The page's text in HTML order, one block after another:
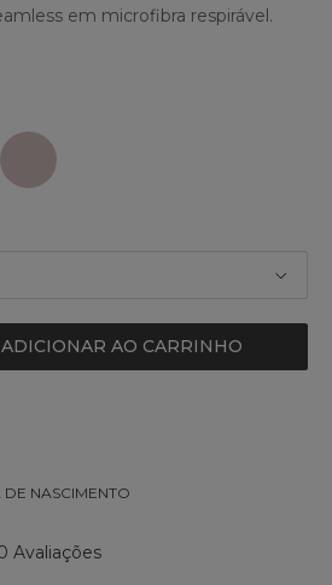
em microfibra respirável.
ADICIONAR AO CARRINHO
NASCIMENTO
Avaliações